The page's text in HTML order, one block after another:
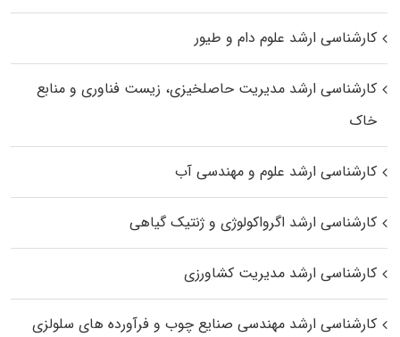
کارشناسی ارشد علوم دام و طیور
کارشناسی ارشد مدیریت حاصلخیزی، زیست فناوری و منابع
خاک
کارشناسی ارشد علوم و مهندسی آب
کارشناسی ارشد اگرواکولوژی و ژنتیک گیاهی
کارشناسی ارشد مدیریت کشاورزی
کارشناسی ارشد مهندسی صنایع چوب و فرآورده‌ های سلولزی